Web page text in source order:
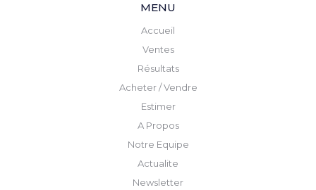
MENU
Accueil
Ventes
Résultats
Acheter / Vendre
Estimer
A Propos
Notre Equipe
Actualite
Newsletter